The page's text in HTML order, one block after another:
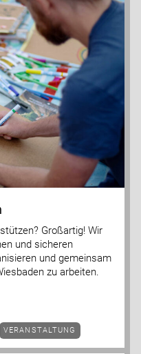
Großartig! Wir
und sicheren
und gemeinsam
zu arbeiten.
VERANSTALTUNG